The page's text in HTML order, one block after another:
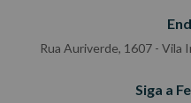
Rua Auriverde, 1607 - Vila
Siga a